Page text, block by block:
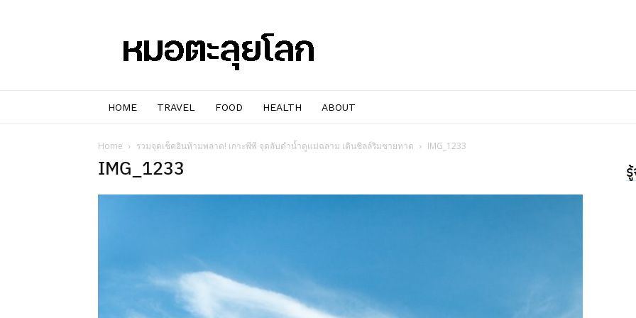
ตะลุย
โลก
HOME TRAVEL FOOD HEALTH ABOUT
Home รวมจุดเช็คอินห้ามพลาด! เกาะพีพี จุดลับดำน้ำดูแม่ฉลาม เดินชิลล์ริมชายหาด IMG_1233
IMG_1233